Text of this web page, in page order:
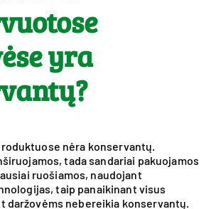
yra
nėra konservantų.
tada sandariai pakuojamos
ruošiamos, naudojant
taip panaikinant visus
daržovėms nebereikia konservantų.